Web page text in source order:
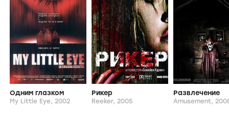
Одним глазком
My Little Eye, 2002
Рикер
Reeker, 2005
Развлечение
Amusement,